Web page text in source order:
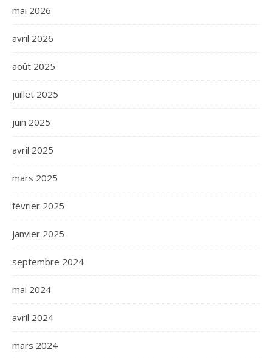
mai 2026
avril 2026
août 2025
juillet 2025
juin 2025
avril 2025
mars 2025
février 2025
janvier 2025
septembre 2024
mai 2024
avril 2024
mars 2024